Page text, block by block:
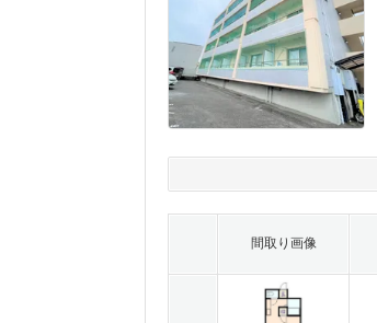
間取り画像